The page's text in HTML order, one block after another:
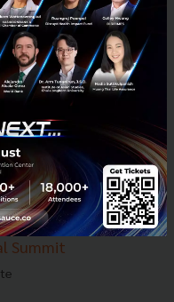
9500
Summit